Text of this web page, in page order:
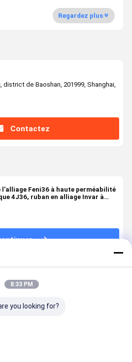
Regardez plus
district de Baoshan, 201999, Shanghai,
Contactez
l'alliage Feni36 à haute perméabilité
4J36, ruban en alliage Invar à
8:33 PM
you looking for?